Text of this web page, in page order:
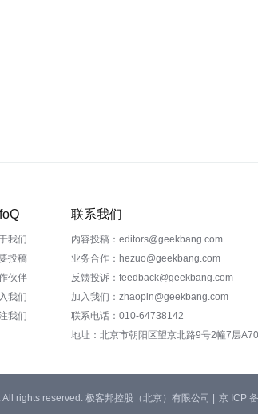
我们
投稿
伙伴
我们
我们
联系我们
内容投稿：editors@geekbang.com
业务合作：hezuo@geekbang.com
反馈投诉：feedback@geekbang.com
加入我们：zhaopin@geekbang.com
联系电话：010-64738142
地址：北京市朝阳区望京北路9号2幢7层
rights reserved. 极客邦控股（北京）有限公司 | 京 ICP